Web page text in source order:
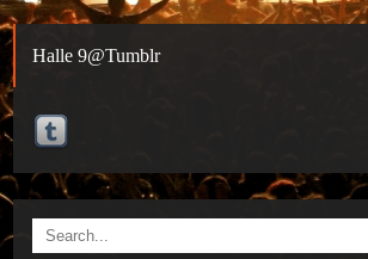
Halle 9@Tumblr